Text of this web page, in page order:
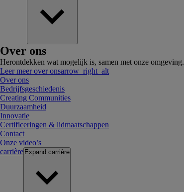
Over ons
Herontdekken wat mogelijk is, samen met onze omgeving.
Leer meer over onsarrow_right_alt
Over ons
Bedrijfsgeschiedenis
Creating Communities
Duurzaamheid
Innovatie
Certificeringen & lidmaatschappen
Contact
Onze video’s
carrière Expand carrière